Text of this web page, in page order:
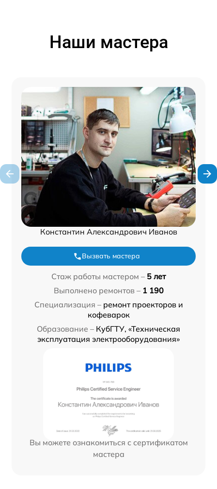
Наши мастера
Константин Александрович Иванов
Вызвать мастера
Стаж работы мастером – 5 лет
Выполнено ремонтов – 1 190
Специализация – ремонт проекторов и
кофеварок
Образование – КубГТУ, «Техническая
эксплуатация электрооборудования»
Вы можете ознакомиться с сертификатом
мастера